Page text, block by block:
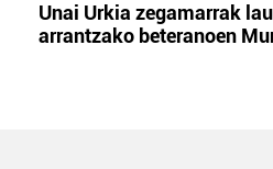
Unai Urkia zegamarrak
arrantzako beteranoen